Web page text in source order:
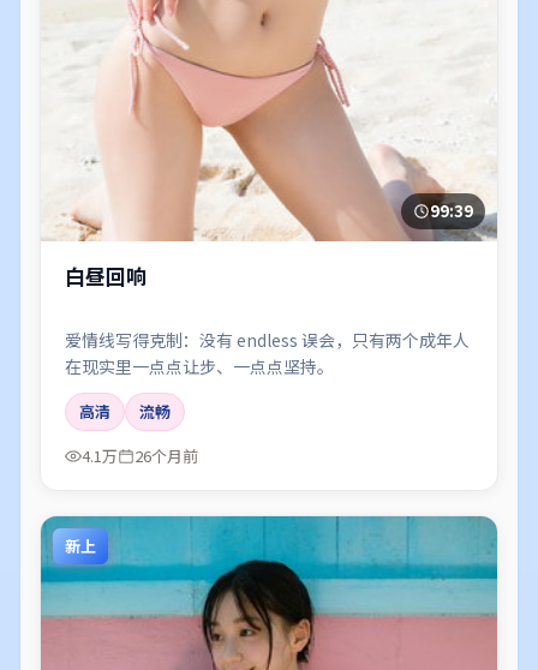
99:39
白昼回响
爱情线写得克制：没有 endless 误会，只有两个成年人
在现实里一点点让步、一点点坚持。
高清
流畅
4.1万
26个月前
新上